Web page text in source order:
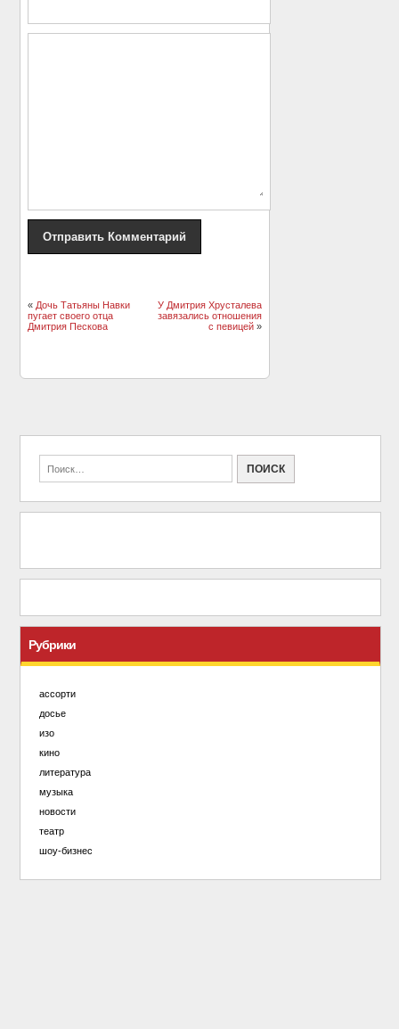
« Дочь Татьяны Навки
пугает своего отца
Дмитрия Пескова
У Дмитрия Хрусталева
завязались отношения
с певицей»
Рубрики
ассорти
досье
изо
кино
литература
музыка
новости
театр
шоу-бизнес